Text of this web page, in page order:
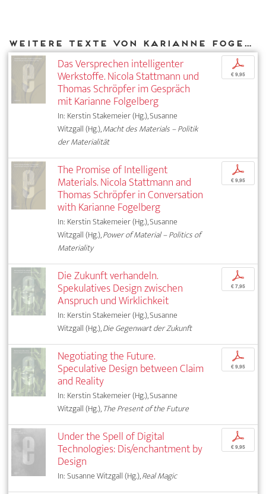
Weitere Texte von Karianne Fogelberg bei DIAPHANES
Das Versprechen intelligenter
Werkstoffe. Nicola Stattmann und
Thomas Schröpfer im Gespräch
mit Karianne Folgelberg
In: Kerstin Stakemeier (Hg.), Susanne
Witzgall (Hg.),Macht des Materials – Politik
der Materialität
p
€ 9,95
The Promise of Intelligent
Materials. Nicola Stattmann and
Thomas Schröpfer in Conversation
with Karianne Fogelberg
In: Kerstin Stakemeier (Hg.), Susanne
Witzgall (Hg.),Power of Material – Politics of
Materiality
p
€ 9,95
Die Zukunft verhandeln.
Spekulatives Design zwischen
Anspruch und Wirklichkeit
In: Kerstin Stakemeier (Hg.), Susanne
Witzgall (Hg.),Die Gegenwart der Zukunft
p
€ 7,95
Negotiating the Future.
Speculative Design between Claim
and Reality
In: Kerstin Stakemeier (Hg.), Susanne
Witzgall (Hg.),The Present of the Future
p
€ 9,95
Under the Spell of Digital
Technologies: Dis/enchantment by
Design
In: Susanne Witzgall (Hg.),Real Magic
p
€ 9,95